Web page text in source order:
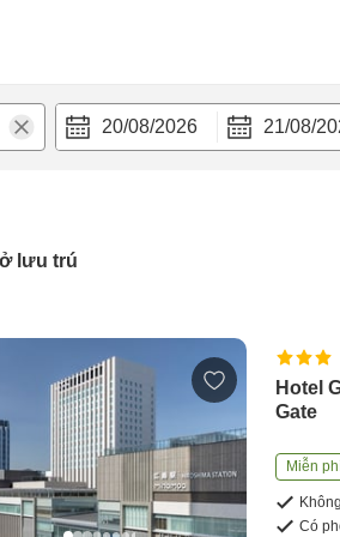
20/08/2026 21/08/
lưu trú
Hotel
Gate
Miễn
Có